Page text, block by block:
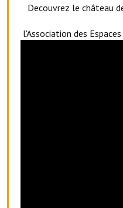
Equipements sportifs
Bibliothèque
Decouvrez le château
l'Association des